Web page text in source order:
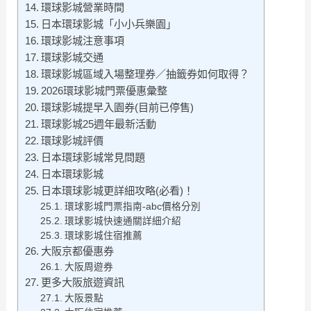
環球影城營業時間
日本環球影城「小小兵樂園」
環球影城注意事項
環球影城交通
環球影城區域入場整理券／抽籤券如何取得？
2026環球影城門票優惠彙整
環球影城提早入園券(目前已停售)
環球影城25週年最新活動
環球影城評價
日本環球影城常見問題
日本環球影城
日本環球影城更詳細攻略(必看)！
環球影城門票指南-abc價格分別
環球影城快速通關詳細介紹
環球影城住宿推薦
大阪京都優惠券
大阪周遊券
更多大阪旅遊資訊
大阪景點